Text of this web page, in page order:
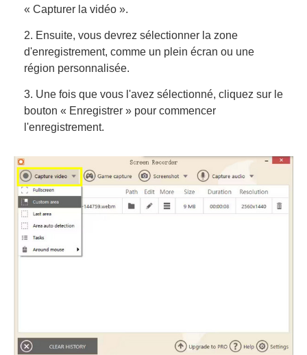
« Capturer la vidéo ».
2. Ensuite, vous devrez sélectionner la zone
d'enregistrement, comme un plein écran ou une
région personnalisée.
3. Une fois que vous l'avez sélectionné, cliquez sur le
bouton « Enregistrer » pour commencer
l'enregistrement.